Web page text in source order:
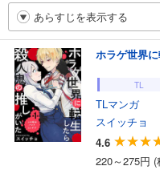
あらすじを表示する
ホラゲ世界
TL
TLマンガ
スイッチョ
4.6
220～275円 (